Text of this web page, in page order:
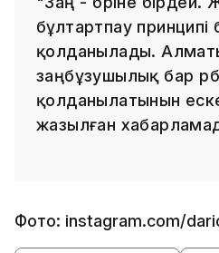
бұлтартпау принципі
қолданылады.
заңбұзушылық бар
қолданылатынын
жазылған
Фото: instagram.com/